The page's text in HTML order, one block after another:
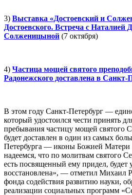
3) Выставка «Достоевский и
Достоевского. Встреча с Наталией
Солженицыной (7 октября)
4) Частица мощей святого
Радонежского доставлена в Санкт-
В этом году Санкт-Петербург —
который удостоился чести принять
пребывания частицу мощей святого
будет доставлен в один из самых
Петербурга — иконы Божией
надеемся, что по молитвам святого
есть посвященный ему придел, будет
восстановлена», — отметил Михаил
фонда содействия развитию науки,
реализации социальных программ